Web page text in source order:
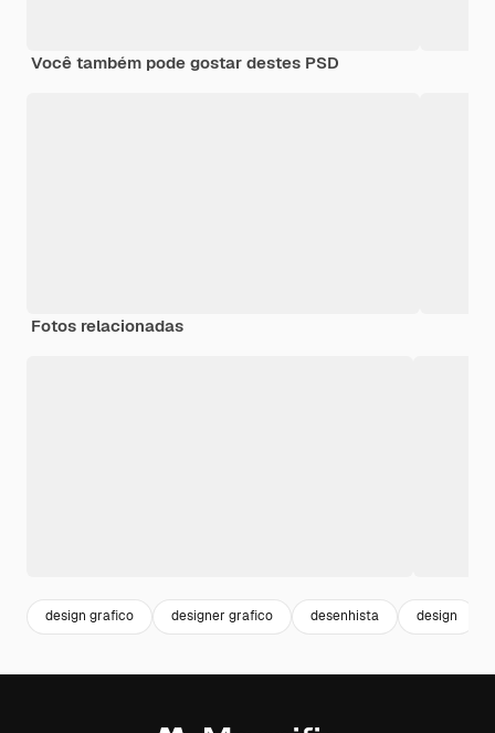
Você também pode gostar destes PSD
Fotos relacionadas
design grafico designer grafico desenhista design